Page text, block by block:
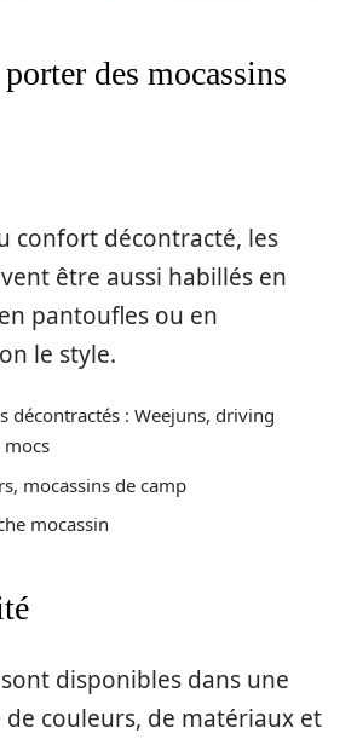
des mocassins
confort décontracté, les
être aussi habillés en
pantoufles ou en
le style.
décontractés : Weejuns, driving
mocs
mocassins de camp
mocassin
disponibles dans une
couleurs, de matériaux et